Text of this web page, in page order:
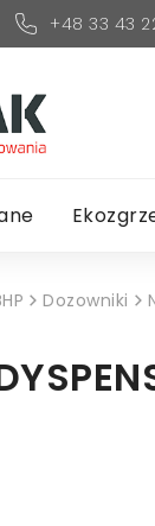
+48 33 43
Dozowniki